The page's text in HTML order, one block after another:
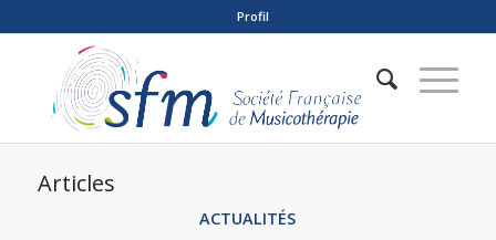
Profil
Articles
ACTUALITÉS